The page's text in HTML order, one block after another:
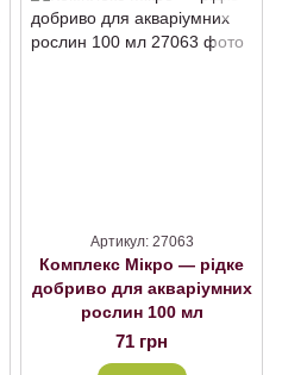
Артикул: 27063
Комплекс Мікро — рідке
добриво для акваріумних
рослин 100 мл
71 грн